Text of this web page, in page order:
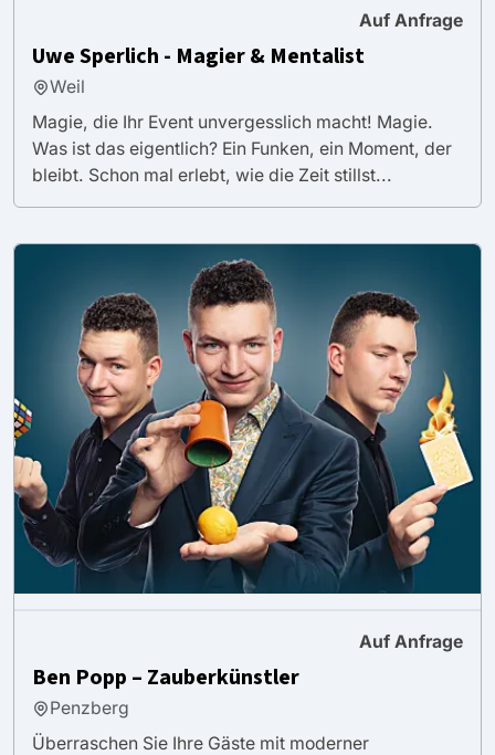
Auf Anfrage
Uwe Sperlich - Magier & Mentalist
Weil
Magie, die Ihr Event unvergesslich macht! Magie.
Was ist das eigentlich? Ein Funken, ein Moment, der
bleibt. Schon mal erlebt, wie die Zeit stillst...
Auf Anfrage
Ben Popp – Zauberkünstler
Penzberg
Überraschen Sie Ihre Gäste mit moderner